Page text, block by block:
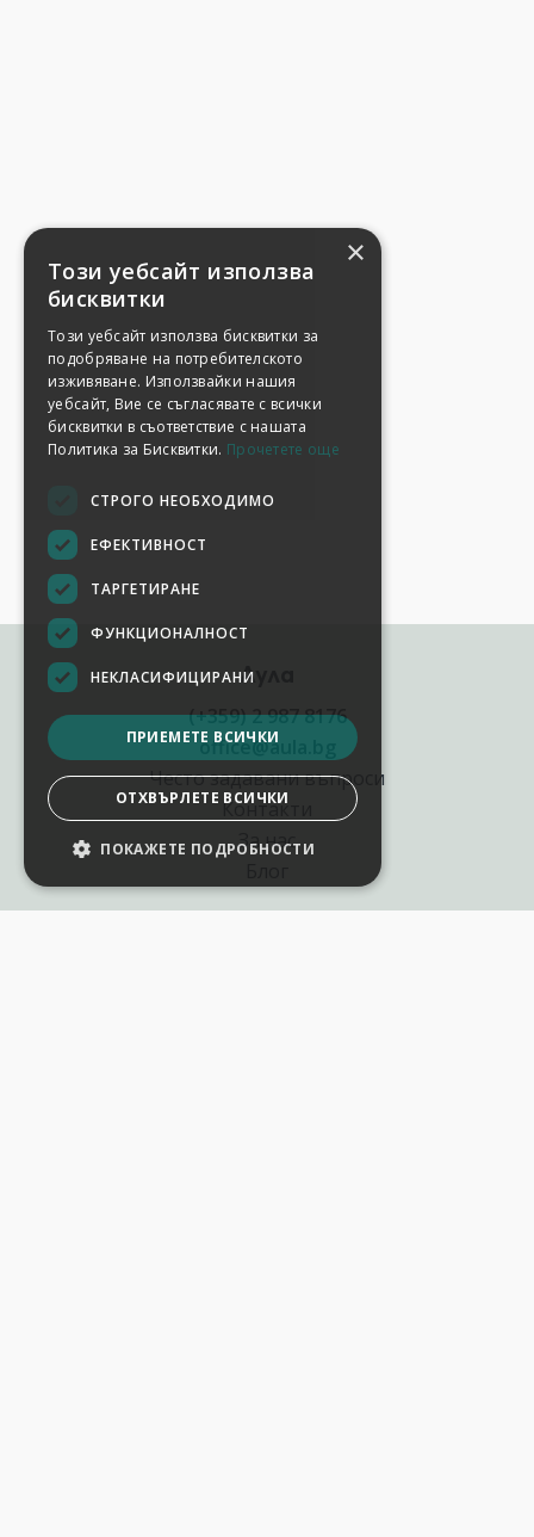
Аула
(+359) 2 987 8176
office@aula.bg
Често задавани въпроси
Контакти
За нас
×
Този уебсайт използва
бисквитки
Този уебсайт използва бисквитки за
подобряване на потребителското
изживяване. Използвайки нашия
уебсайт, Вие се съгласявате с всички
бисквитки в съответствие с нашата
Политика за Бисквитки. Прочетете още
СТРОГО НЕОБХОДИМО
ЕФЕКТИВНОСТ
ТАРГЕТИРАНЕ
ФУНКЦИОНАЛНОСТ
НЕКЛАСИФИЦИРАНИ
ПРИЕМЕТЕ ВСИЧКИ
ОТХВЪРЛЕТЕ ВСИЧКИ
ПОКАЖЕТЕ ПОДРОБНОСТИ